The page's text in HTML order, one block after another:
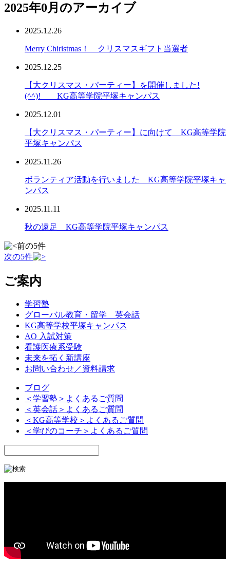
2025年0月のアーカイブ
2025.12.26
Merry Chiristmas！ クリスマスギフト当選者
2025.12.25
【大クリスマス・パーティー】を開催しました!
(^^)! KG高等学院平塚キャンパス
2025.12.01
【大クリスマス・パーティー】に向けて KG高等学院
平塚キャンパス
2025.11.26
ボランティア活動を行いました KG高等学院平塚キャ
ンパス
2025.11.11
秋の遠足 KG高等学院平塚キャンパス
前の5件
次の5件
ご案内
学習塾
グローバル教育・留学 英会話
KG高等学校平塚キャンパス
AO 入試対策
看護医療系受験
未来を拓く新講座
お問い合わせ／資料請求
ブログ
＜学習塾＞よくあるご質問
＜英会話＞よくあるご質問
＜KG高等学校＞よくあるご質問
＜学びのコーチ＞よくあるご質問